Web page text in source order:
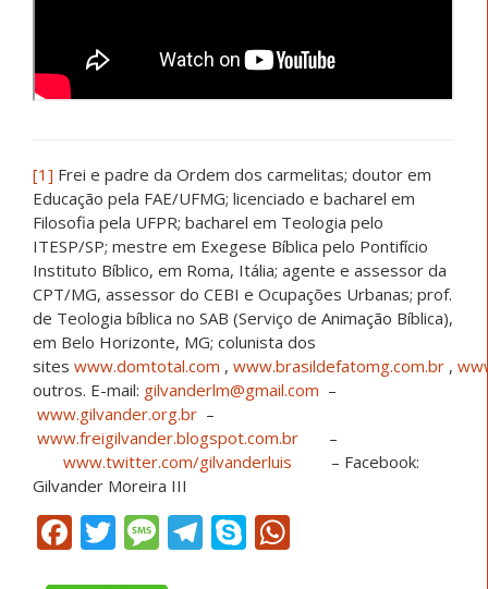
[1] Frei e padre da Ordem dos carmelitas; doutor em
Educação pela FAE/UFMG; licenciado e bacharel em
Filosofia pela UFPR; bacharel em Teologia pelo
ITESP/SP; mestre em Exegese Bíblica pelo Pontifício
Instituto Bíblico, em Roma, Itália; agente e assessor da
CPT/MG, assessor do CEBI e Ocupações Urbanas; prof.
de Teologia bíblica no SAB (Serviço de Animação Bíblica),
em Belo Horizonte, MG; colunista dos
sites www.domtotal.com , www.brasildefatomg.com.br ,
outros. E-mail: gilvanderlm@gmail.com –
www.gilvander.org.br –
www.freigilvander.blogspot.com.br –
www.twitter.com/gilvanderluis – Facebook:
Gilvander Moreira III
Facebook
Twitter
SMSTelegram
Skype